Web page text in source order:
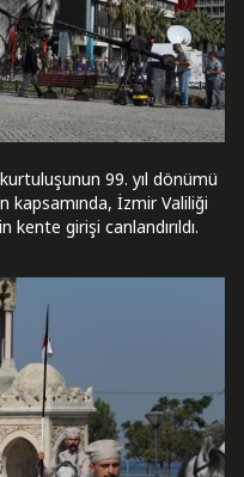
99. yıl dönümü
kapsamında, İzmir Valiliği
kente girişi canlandırıldı.